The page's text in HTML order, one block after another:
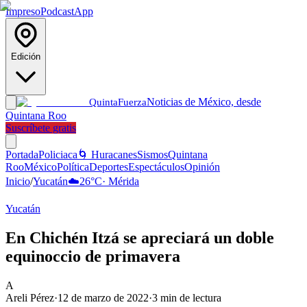
ImpresoPodcastApp
Edición
QuintaFuerzaNoticias de México, desde
Quintana Roo
Suscríbete gratis
PortadaPoliciaca 🌀 HuracanesSismosQuintana
RooMéxicoPolíticaDeportesEspectáculosOpinión
Inicio/Yucatán☁️26°C· Mérida
Yucatán
En Chichén Itzá se apreciará un doble
equinoccio de primavera
A
Areli Pérez·12 de marzo de 2022·3 min de lectura